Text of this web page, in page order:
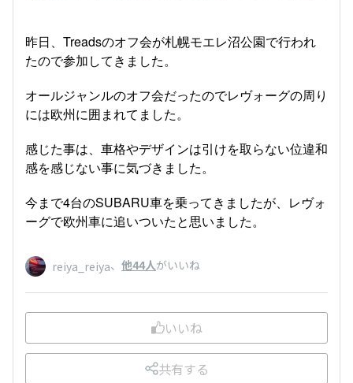
昨日、Treadsのオフ会が札幌モエレ沼公園で行われ
たので参加してきました。
オールジャンルのオフ会だったのでレヴォーグの周り
には欧州に囲まれてました。
感じた事は、車格やデザインは引けを取らない位違和
感を感じない事に気づきました。
今まで4台のSUBARU車を乗ってきましたが、レヴォ
ーグで欧州車に追いついたと思いました。
reiya_reiya、 他44人がいいね
いいね
共有する